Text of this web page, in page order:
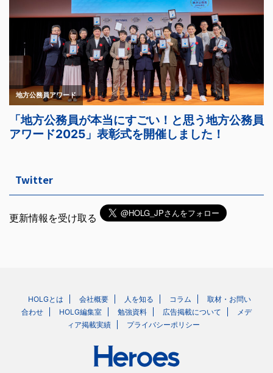
Twitter
更新情報を受け取る
HOLGとは 会社概要 人を知る コラム
取材・お問い
合わせ
HOLG編集室 勉強資料 広告掲載について
メデ
ィア掲載実績
プライバシーポリシー